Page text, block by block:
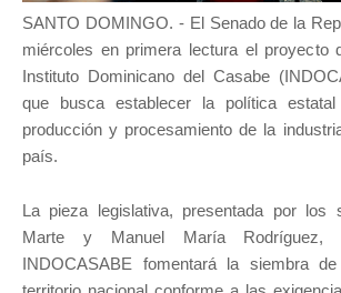
SANTO DOMINGO. - El Senado de la
miércoles en primera lectura el proyecto
Instituto Dominicano del Casabe
que busca establecer la política
producción y procesamiento de la
país.
La pieza legislativa, presentada por los
Marte y Manuel María Rodríguez,
INDOCASABE fomentará la siembra